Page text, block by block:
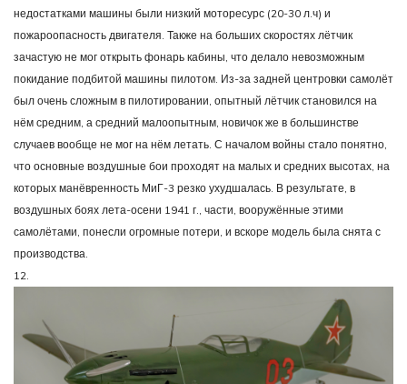
недостатками машины были низкий моторесурс (20-30 л.ч) и
пожароопасность двигателя. Также на больших скоростях лётчик
зачастую не мог открыть фонарь кабины, что делало невозможным
покидание подбитой машины пилотом. Из-за задней центровки самолёт
был очень сложным в пилотировании, опытный лётчик становился на
нём средним, а средний малоопытным, новичок же в большинстве
случаев вообще не мог на нём летать. С началом войны стало понятно,
что основные воздушные бои проходят на малых и средних высотах, на
которых манёвренность МиГ-3 резко ухудшалась. В результате, в
воздушных боях лета-осени 1941 г., части, вооружённые этими
самолётами, понесли огромные потери, и вскоре модель была снята с
производства.
12.